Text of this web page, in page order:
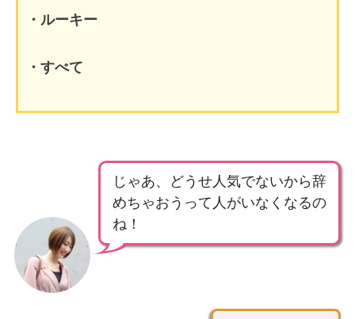
・ルーキー
・すべて
じゃあ、どうせ人気でないから辞
めちゃおうって人がいなくなるの
ね！